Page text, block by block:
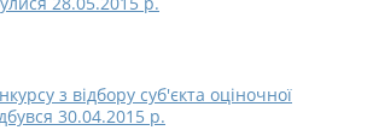
з відбору суб'єкта оціночної
30.04.2015 р.